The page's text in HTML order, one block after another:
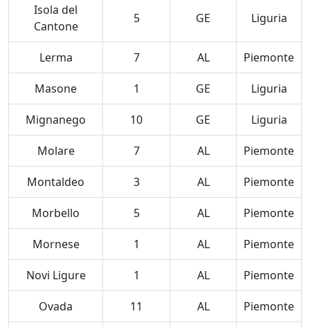
Isola del
Cantone
5 GE Liguria
Lerma 7 AL Piemonte
Masone 1 GE Liguria
Mignanego 10 GE Liguria
Molare 7 AL Piemonte
Montaldeo 3 AL Piemonte
Morbello 5 AL Piemonte
Mornese 1 AL Piemonte
Novi Ligure 1 AL Piemonte
Ovada 11 AL Piemonte